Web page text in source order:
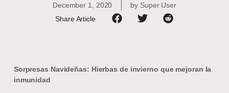
December 1, 2020 by Super User
Share Article
Sorpresas Navideñas: Hierbas de invierno que mejoran la
inmunidad